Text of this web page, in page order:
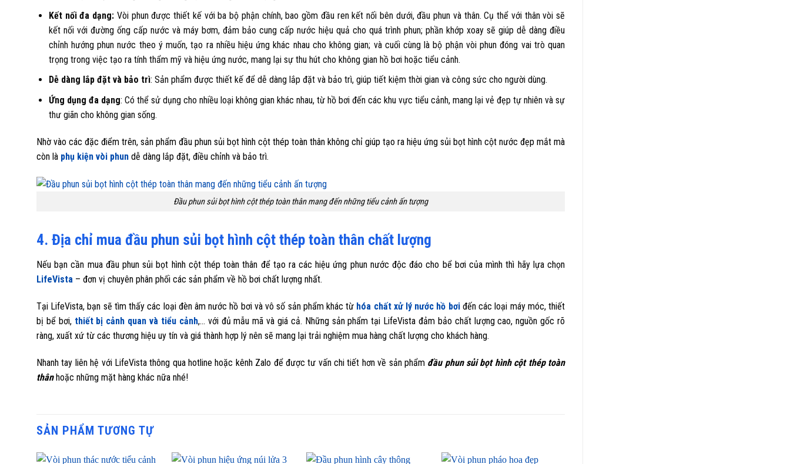
Kết nối đa dạng: Vòi phun được thiết kế với ba bộ phận chính, bao gồm đầu ren kết nối bên dưới, đầu phun và thân. Cụ thể với thân vòi sẽ
kết nối với đường ống cấp nước và máy bơm, đảm bảo cung cấp nước hiệu quả cho quá trình phun; phần khớp xoay sẽ giúp dễ dàng điều
chỉnh hướng phun nước theo ý muốn, tạo ra nhiều hiệu ứng khác nhau cho không gian; và cuối cùng là bộ phận vòi phun đóng vai trò quan
trọng trong việc tạo ra tính thẩm mỹ và hiệu ứng nước, mang lại sự thu hút cho không gian hồ bơi hoặc tiểu cảnh.
Dễ dàng lắp đặt và bảo trì: Sản phẩm được thiết kế để dễ dàng lắp đặt và bảo trì, giúp tiết kiệm thời gian và công sức cho người dùng.
Ứng dụng đa dạng: Có thể sử dụng cho nhiều loại không gian khác nhau, từ hồ bơi đến các khu vực tiểu cảnh, mang lại vẻ đẹp tự nhiên và sự
thư giãn cho không gian sống.
Nhờ vào các đặc điểm trên, sản phẩm đầu phun sủi bọt hình cột thép toàn thân không chỉ giúp tạo ra hiệu ứng sủi bọt hình cột nước đẹp mắt mà
còn là phụ kiện vòi phun dễ dàng lắp đặt, điều chỉnh và bảo trì.
Đầu phun sủi bọt hình cột thép toàn thân mang đến những tiểu cảnh ấn tượng
4. Địa chỉ mua đầu phun sủi bọt hình cột thép toàn thân chất lượng
Nếu bạn cần mua đầu phun sủi bọt hình cột thép toàn thân để tạo ra các hiệu ứng phun nước độc đáo cho bể bơi của mình thì hãy lựa chọn
LifeVista – đơn vị chuyên phân phối các sản phẩm về hồ bơi chất lượng nhất.
Tại LifeVista, bạn sẽ tìm thấy các loại đèn âm nước hồ bơi và vô số sản phẩm khác từ hóa chất xử lý nước hồ bơiđến các loại máy móc, thiết
bị bể bơi, thiết bị cảnh quan và tiểu cảnh,… với đủ mẫu mã và giá cả. Những sản phẩm tại LifeVista đảm bảo chất lượng cao, nguồn gốc rõ
ràng, xuất xứ từ các thương hiệu uy tín và giá thành hợp lý nên sẽ mang lại trải nghiệm mua hàng chất lượng cho khách hàng.
Nhanh tay liên hệ với LifeVista thông qua hotline hoặc kênh Zalo để được tư vấn chi tiết hơn về sản phẩm đầu phun sủi bọt hình cột thép toàn
thânhoặc những mặt hàng khác nữa nhé!
SẢN PHẨM TƯƠNG TỰ